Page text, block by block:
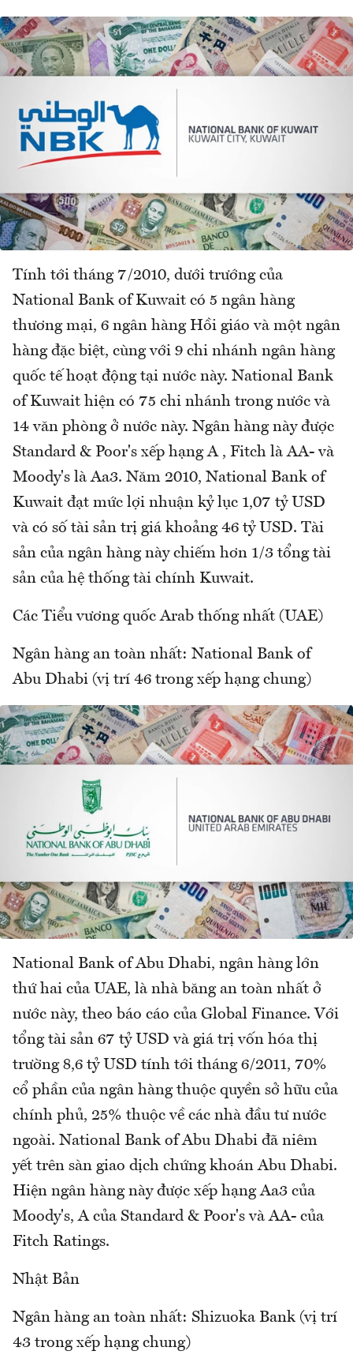
Tính tới tháng 7/2010, dưới trướng của
National Bank of Kuwait có 5 ngân hàng
thương mại, 6 ngân hàng Hồi giáo và một ngân
hàng đặc biệt, cùng với 9 chi nhánh ngân hàng
quốc tế hoạt động tại nước này. National Bank
of Kuwait hiện có 75 chi nhánh trong nước và
14 văn phòng ở nước này. Ngân hàng này được
Standard & Poor's xếp hạng A , Fitch là AA- và
Moody's là Aa3. Năm 2010, National Bank of
Kuwait đạt mức lợi nhuận kỷ lục 1,07 tỷ USD
và có số tài sản trị giá khoảng 46 tỷ USD. Tài
sản của ngân hàng này chiếm hơn 1/3 tổng tài
sản của hệ thống tài chính Kuwait.
Các Tiểu vương quốc Arab thống nhất (UAE)
Ngân hàng an toàn nhất: National Bank of
Abu Dhabi (vị trí 46 trong xếp hạng chung)
National Bank of Abu Dhabi, ngân hàng lớn
thứ hai của UAE, là nhà băng an toàn nhất ở
nước này, theo báo cáo của Global Finance. Với
tổng tài sản 67 tỷ USD và giá trị vốn hóa thị
trường 8,6 tỷ USD tính tới tháng 6/2011, 70%
cổ phần của ngân hàng thuộc quyền sở hữu của
chính phủ, 25% thuộc về các nhà đầu tư nước
ngoài. National Bank of Abu Dhabi đã niêm
yết trên sàn giao dịch chứng khoán Abu Dhabi.
Hiện ngân hàng này được xếp hạng Aa3 của
Moody's, A của Standard & Poor's và AA- của
Fitch Ratings.
Nhật Bản
Ngân hàng an toàn nhất: Shizuoka Bank (vị trí
43 trong xếp hạng chung)